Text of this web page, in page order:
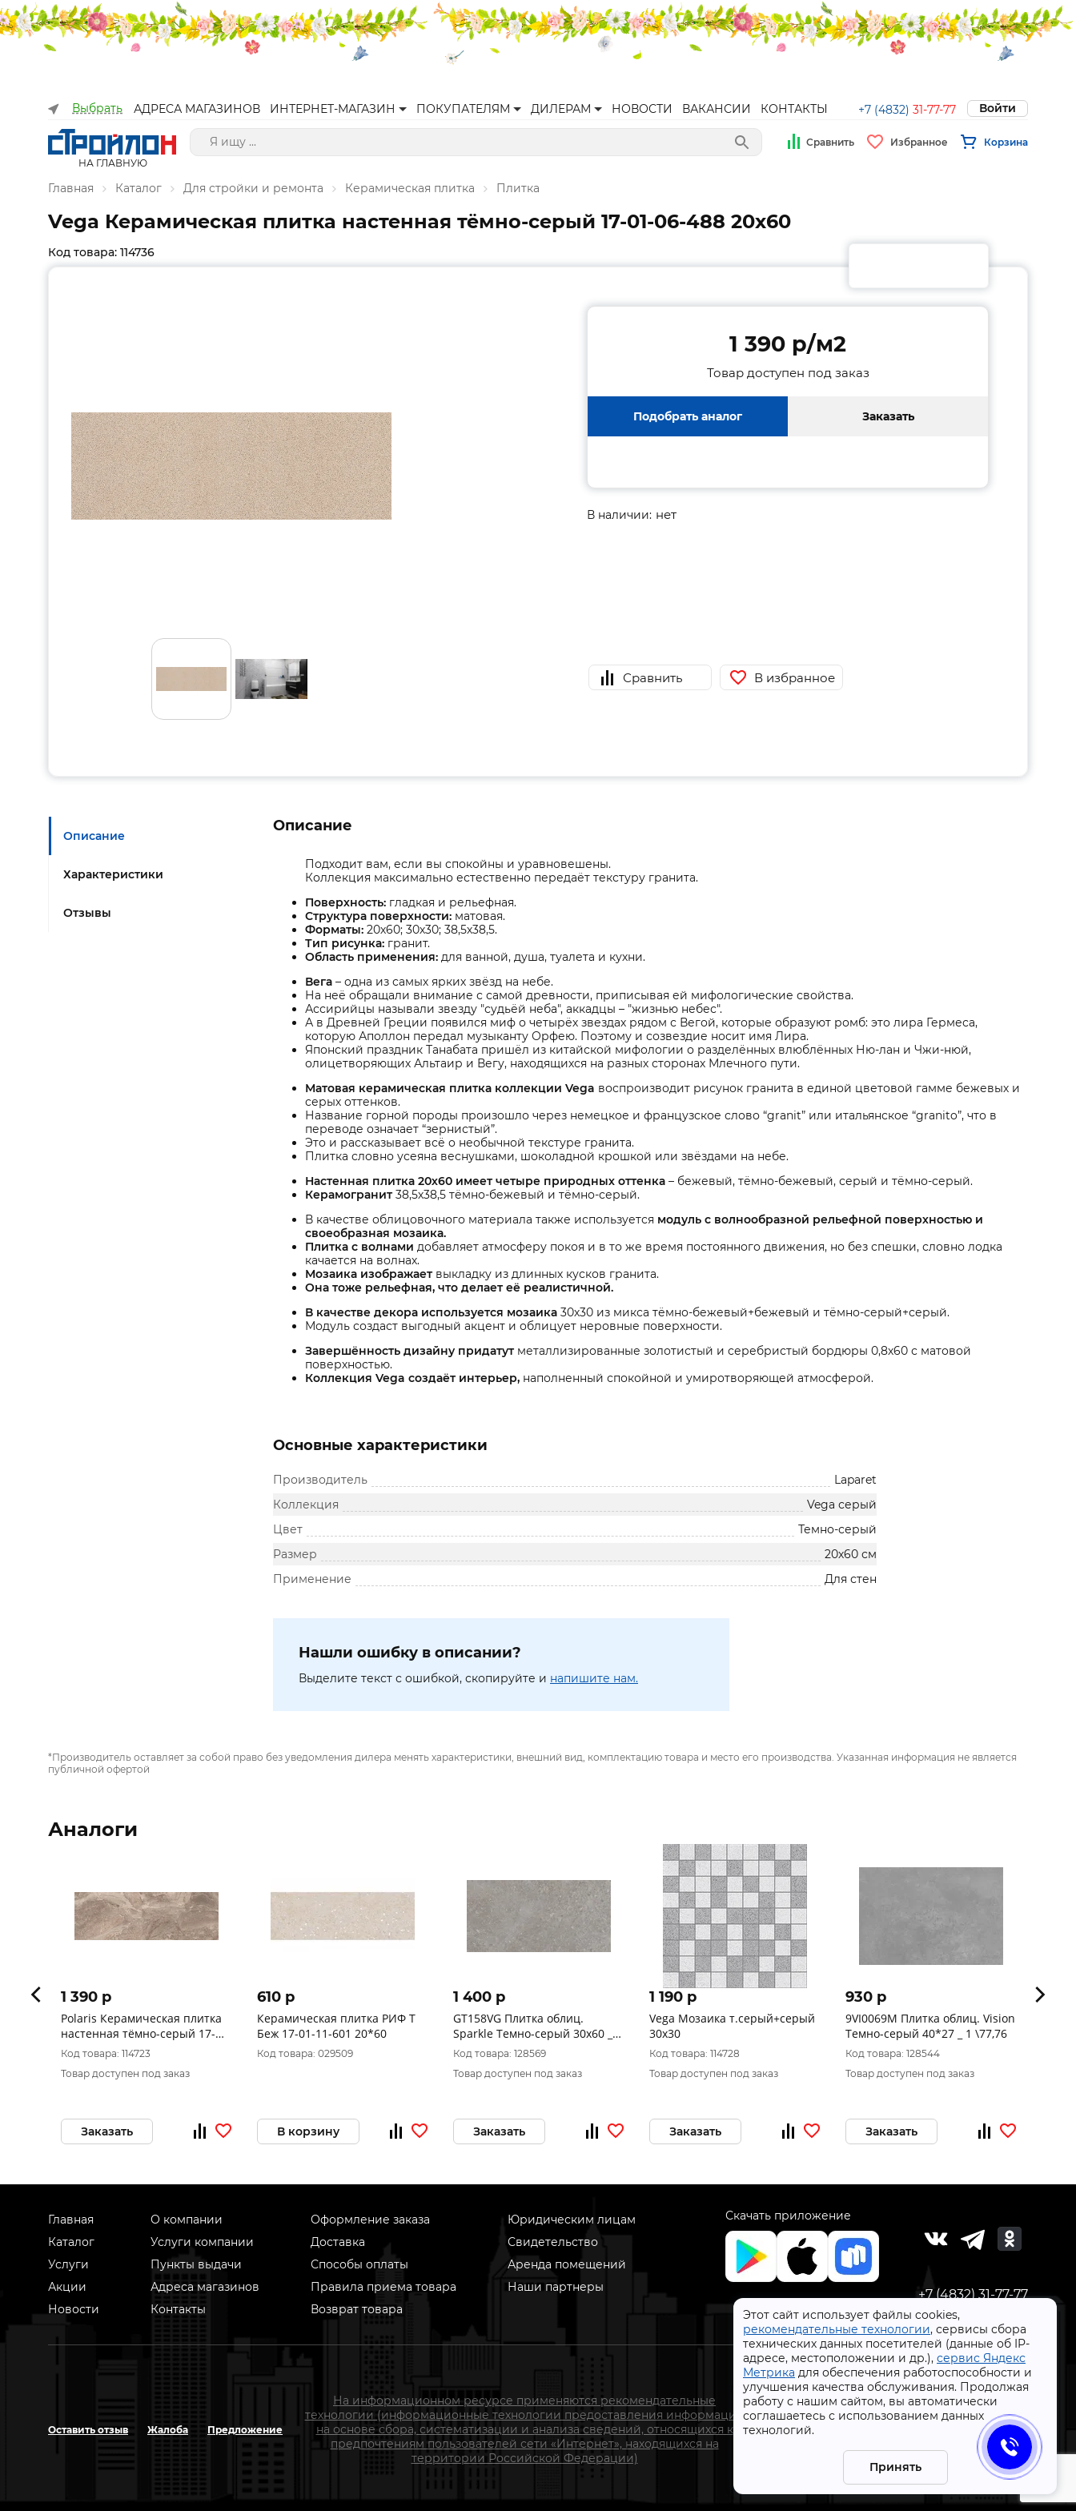
Выбрать АДРЕСА МАГАЗИНОВ ИНТЕРНЕТ-МАГАЗИН ПОКУПАТЕЛЯМ ДИЛЕРАМ НОВОСТИ ВАКАНСИИ КОНТАКТЫ +7 (4832) 31-77-77 Войти
НА ГЛАВНУЮ
Сравнить Избранное Корзина
Главная Каталог Для стройки и ремонта Керамическая плитка Плитка
Этот сайт использует файлы cookies,
рекомендательные технологии, сервисы сбора
технических данных посетителей (данные об IP-
адресе, местоположении и др.), сервис Яндекс
Метрика для обеспечения работоспособности и
улучшения качества обслуживания. Продолжая
работу с нашим сайтом, вы автоматически
соглашаетесь с использованием данных
технологий.
Принять
Vega Керамическая плитка настенная тёмно-серый 17-01-06-488 20х60
Код товара: 114736
1 390 p/м2
Товар доступен под заказ
Подобрать аналог Заказать
В наличии: нет
Сравнить В избранное
Описание
Характеристики
Отзывы
Описание
Подходит вам, если вы спокойны и уравновешены.
Коллекция максимально естественно передаёт текстуру гранита.
Поверхность: гладкая и рельефная.
Структура поверхности: матовая.
Форматы: 20х60; 30х30; 38,5х38,5.
Тип рисунка: гранит.
Область применения: для ванной, душа, туалета и кухни.
Вега – одна из самых ярких звёзд на небе.
На неё обращали внимание с самой древности, приписывая ей мифологические свойства.
Ассирийцы называли звезду "судьёй неба", аккадцы – "жизнью небес".
А в Древней Греции появился миф о четырёх звездах рядом с Вегой, которые образуют ромб: это лира Гермеса,
которую Аполлон передал музыканту Орфею. Поэтому и созвездие носит имя Лира.
Японский праздник Танабата пришёл из китайской мифологии о разделённых влюблённых Ню-лан и Чжи-нюй,
олицетворяющих Альтаир и Вегу, находящихся на разных сторонах Млечного пути.
Матовая керамическая плитка коллекции Vega воспроизводит рисунок гранита в единой цветовой гамме бежевых и
серых оттенков.
Название горной породы произошло через немецкое и французское слово “granit” или итальянское “granito”, что в
переводе означает “зернистый”.
Это и рассказывает всё о необычной текстуре гранита.
Плитка словно усеяна веснушками, шоколадной крошкой или звёздами на небе.
Настенная плитка 20х60 имеет четыре природных оттенка – бежевый, тёмно-бежевый, серый и тёмно-серый.
Керамогранит 38,5х38,5 тёмно-бежевый и тёмно-серый.
В качестве облицовочного материала также используется модуль с волнообразной рельефной поверхностью и
своеобразная мозаика.
Плитка с волнами добавляет атмосферу покоя и в то же время постоянного движения, но без спешки, словно лодка
качается на волнах.
Мозаика изображает выкладку из длинных кусков гранита.
Она тоже рельефная, что делает её реалистичной.
В качестве декора используется мозаика 30х30 из микса тёмно-бежевый+бежевый и тёмно-серый+серый.
Модуль создаст выгодный акцент и облицует неровные поверхности.
Завершённость дизайну придатут металлизированные золотистый и серебристый бордюры 0,8х60 с матовой
поверхностью.
Коллекция Vega создаёт интерьер, наполненный спокойной и умиротворяющей атмосферой.
Основные характеристики
Производитель
Laparet
Коллекция
Vega серый
Цвет
Темно-серый
Размер
20х60 см
Применение
Для стен
Нашли ошибку в описании?
Выделите текст с ошибкой, скопируйте и напишите нам.
*Производитель оставляет за собой право без уведомления дилера менять характеристики, внешний вид, комплектацию товара и место его производства. Указанная информация не является
публичной офертой
Аналоги
1 390 p
Polaris Керамическая плитка
настенная тёмно-серый 17-
01-06-492 20х60
Код товара: 114723
Товар доступен под заказ
Заказать
610 p
Керамическая плитка РИФ Т
Беж 17-01-11-601 20*60
Код товара: 029509
В корзину
1 400 p
GT158VG Плитка облиц.
Sparkle Темно-серый 30x60 _
1\58,32
Код товара: 128569
Товар доступен под заказ
Заказать
1 190 p
Vega Мозаика т.серый+серый
30х30
Код товара: 114728
Товар доступен под заказ
Заказать
930 p
9VI0069M Плитка облиц. Vision
Темно-серый 40*27 _ 1 \77,76
Код товара: 128544
Товар доступен под заказ
Заказать
1
Главная
Каталог
Услуги
Акции
Новости
О компании
Услуги компании
Пункты выдачи
Адреса магазинов
Контакты
Оформление заказа
Доставка
Способы оплаты
Правила приема товара
Возврат товара
Юридическим лицам
Свидетельство
Аренда помещений
Наши партнеры
Скачать приложение
+7 (4832) 31-77-77
Оставить отзыв Жалоба Предложение
На информационном ресурсе применяются рекомендательные
технологии (информационные технологии предоставления информации
на основе сбора, систематизации и анализа сведений, относящихся к
предпочтениям пользователей сети «Интернет», находящихся на
территории Российской Федерации)
СтройлоН 1998-2026 г.
Публичная оферта
Обработка персональных данных
Политика конфиденциальности сервисов Яндекс